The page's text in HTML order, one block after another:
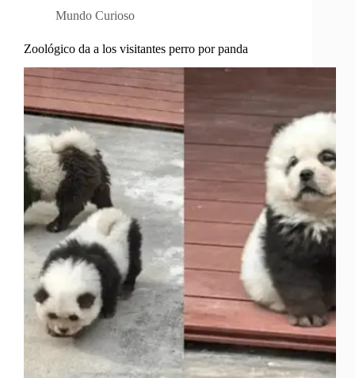
Mundo Curioso
Zoológico da a los visitantes perro por panda